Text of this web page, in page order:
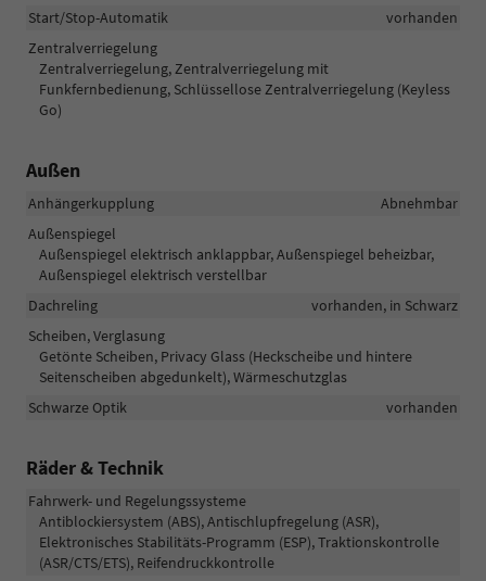
Start/Stop-Automatik
vorhanden
Zentralverriegelung
Zentralverriegelung, Zentralverriegelung mit
Funkfernbedienung, Schlüssellose Zentralverriegelung (Keyless
Go)
Außen
Anhängerkupplung
Abnehmbar
Außenspiegel
Außenspiegel elektrisch anklappbar, Außenspiegel beheizbar,
Außenspiegel elektrisch verstellbar
Dachreling
vorhanden, in Schwarz
Scheiben, Verglasung
Getönte Scheiben, Privacy Glass (Heckscheibe und hintere
Seitenscheiben abgedunkelt), Wärmeschutzglas
Schwarze Optik
vorhanden
Räder & Technik
Fahrwerk- und Regelungssysteme
Antiblockiersystem (ABS), Antischlupfregelung (ASR),
Elektronisches Stabilitäts-Programm (ESP), Traktionskontrolle
(ASR/CTS/ETS), Reifendruckkontrolle